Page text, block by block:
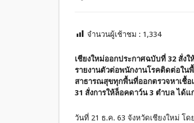
จำนวนผู้เช้าชม : 1,334
เชียงใหม่ออกประกาศฉบับที่ 32 สั่ง
รายงานตัวต่อพนักงานโรคติดต่อใน
สาธารณสุขทุกพื้นที่ออกตรวจหาเชื้อ
31 สั่งการให้ล็อคดาว์น 3 ตำบล ได้
วันที่ 21 ธ.ค. 63 จังหวัดเชียงใหม่ โ